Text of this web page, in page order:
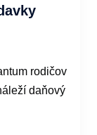
rodičov
daňový